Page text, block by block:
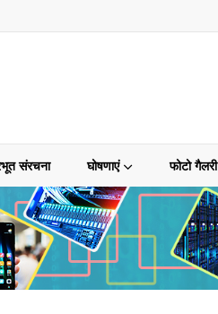
संरचना घोषणाएं फोटो गैलरी